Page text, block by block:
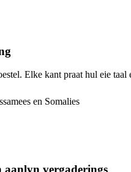
Elke kant praat hul eie taal
en Somalies
aanlyn vergaderings